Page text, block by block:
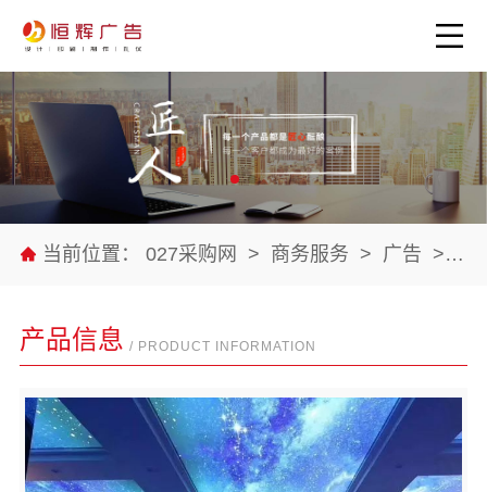
当前位置： 027采购网 > 商务服务 > 广告 > 公
产品信息 / PRODUCT INFORMATION